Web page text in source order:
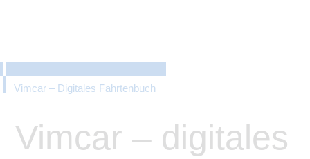
Vimcar – Digitales Fahrtenbuch
Vimcar – digitales
können.